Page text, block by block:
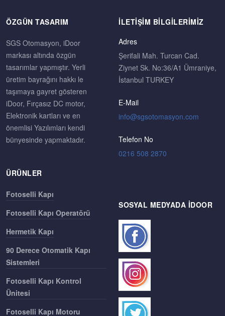
ÖZGÜN TASARIM
SGS Otomasyon, iDoor
markası altında özgün
tasarımlar yapmıştır. Yerli
üretim bayrağını hakkı le
taşımaya gayret gösteren
iDoor, Fırçasız DC motor,
Elektronik kartları ve en
önemlisi Yazılımları kendi
bünyesinde yapmaktadır.
ÜRÜNLER
Fotoselli Kapı
Fotoselli Kapı Operatörü
Hermetik Kapı
90 Derece Otomatik Kapı
Sistemleri
Fotoselli Kapı Kontrol
Ünitesi
Fotoselli Kapı Motoru
İLETIŞIM BILGILERIMIZ
Adres
Şerifali Mah. Turcan Cad.
Ziynet Sk. No:36/A1 Ümraniye,
İstanbul TURKEY
E-Mail
Telefon No
0216 508 2870
SOSYAL MEDYADA IDOOR